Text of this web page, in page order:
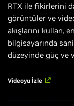
RTX ile fikirlerini
görüntüler ve
akışlarını kullan,
bilgisayarında
düzeyinde güç ve
Videoyu İzle